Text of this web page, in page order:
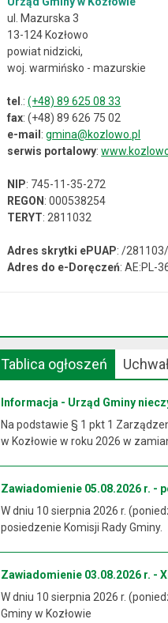
ul. Mazurska 3
13-124 Kozłowo
powiat nidzicki,
woj. warmińsko - mazurskie
tel .:(+48) 89 625 08 33
fax: (+48) 89 626 75 02
e-mail :gmina@kozlowo.pl
serwis portalowy:
NIP: 745-11-35-272
REGON : 000538254
TERYT: 2811032
Adres skrytki ePUAP: /
Adres do e-Doręczeń: AE:PL-
Tablica ogłoszeń
Informacja - Urząd Gminy
Na podstawie § 1 pkt 1
w Kozłowie w roku 2026 w
Zawiadomienie 05.08.2026 r. -
W dniu 10 sierpnia 2026 r.
posiedzenie Komisji Rady Gminy.
Zawiadomienie 03.08.2026 r. -
W dniu 10 sierpnia 2026 r.
Gminy w Kozłowie